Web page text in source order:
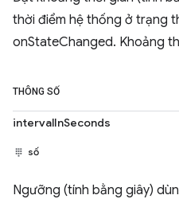
thời điểm hệ thống ở trạng
onStateChanged. Khoảng
THÔNG SỐ
intervalInSeconds
số
Ngưỡng (tính bằng giây)